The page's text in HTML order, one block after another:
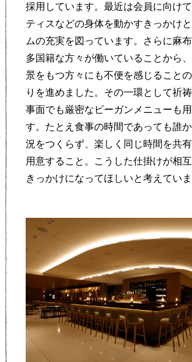
採用しています。最近は会員に向け
ティスなどの身体を動かすきっかけ
ムの充実を図っています。さらに麻
多国籍な方々が働いていることから
景をもつ方々にも不便を感じること
りを進めました。その一環として祈
事面でも厳密なビーガンメニューも
す。たとえ食事の時間であっても誰
況をつくらず、楽しく同じ時間を共
用意すること。こうした仕掛けが相
きっかけになってほしいと考えていま